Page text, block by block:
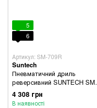
5
6
Артикул: SM-709R
Suntech
Пневматичний дриль
реверсивний SUNTECH SM-
709R
4 308 грн
В наявності